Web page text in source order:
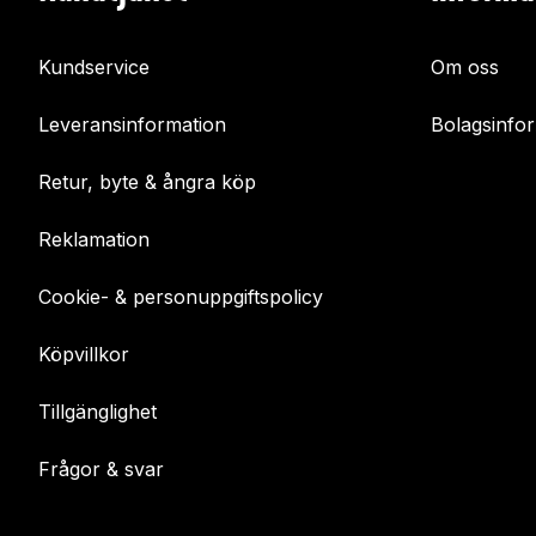
Kundservice
Leveransinformation
Retur, byte & ångra köp
Reklamation
Cookie- & personuppgiftspolicy
Köpvillkor
Tillgänglighet
Frågor & svar
Om oss